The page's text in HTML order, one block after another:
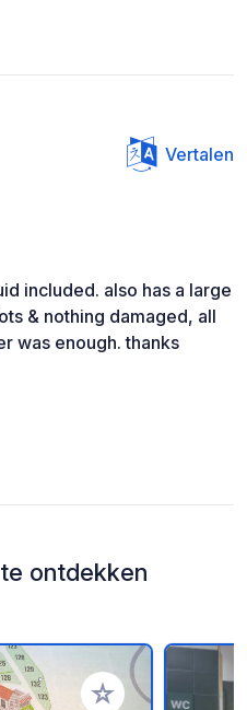
Vertalen
included. also has a large
& nothing damaged, all
was enough. thanks
ontdekken